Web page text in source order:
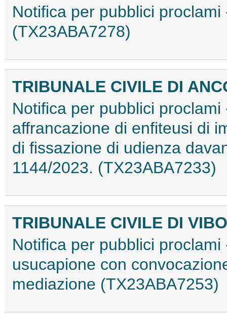
Notifica per pubblici
(TX23ABA7278)
TRIBUNALE CIVILE DI
Notifica per pubblici
affrancazione di enfiteusi di
di fissazione di udienza
1144/2023. (TX23ABA7233)
TRIBUNALE CIVILE DI
Notifica per pubblici
usucapione con
mediazione (TX23ABA7253)